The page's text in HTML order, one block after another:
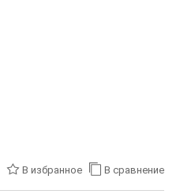
В избранное В сравнение